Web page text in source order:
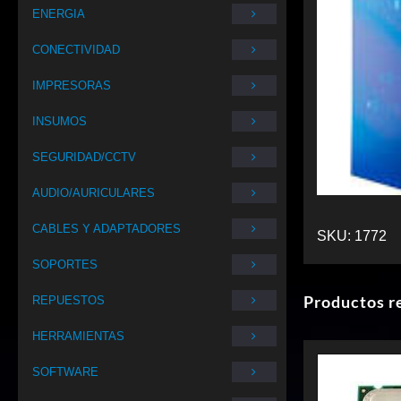
ENERGIA
CONECTIVIDAD
IMPRESORAS
INSUMOS
SEGURIDAD/CCTV
AUDIO/AURICULARES
CABLES Y ADAPTADORES
SOPORTES
REPUESTOS
HERRAMIENTAS
SOFTWARE
SKU: 1772
Productos